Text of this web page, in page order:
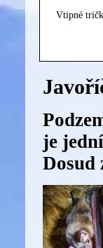
Vtipné
je
Dosud